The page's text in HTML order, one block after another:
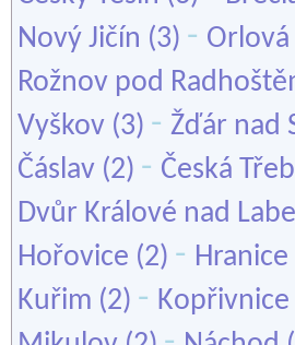
Nový Jičín (3) - Orlová
Rožnov pod
Vyškov (3) - Žďár nad
Čáslav (2) - Česká
Dvůr Králové nad
Hořovice (2) - Hranice
Kuřim (2) - Kopřivnice